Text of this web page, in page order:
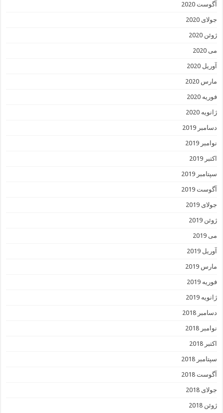
آگوست 2020
جولای 2020
ژوئن 2020
می 2020
آوریل 2020
مارس 2020
فوریه 2020
ژانویه 2020
دسامبر 2019
نوامبر 2019
اکتبر 2019
سپتامبر 2019
آگوست 2019
جولای 2019
ژوئن 2019
می 2019
آوریل 2019
مارس 2019
فوریه 2019
ژانویه 2019
دسامبر 2018
نوامبر 2018
اکتبر 2018
سپتامبر 2018
آگوست 2018
جولای 2018
ژوئن 2018